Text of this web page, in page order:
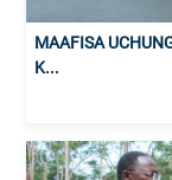
MAAFISA
K...